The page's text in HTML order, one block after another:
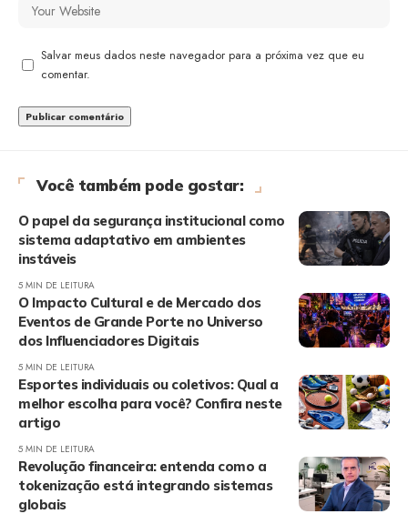
Salvar meus dados neste navegador para a próxima vez que eu
comentar.
Você também pode gostar:
O papel da segurança institucional como
sistema adaptativo em ambientes
instáveis
5 MIN DE LEITURA
O Impacto Cultural e de Mercado dos
Eventos de Grande Porte no Universo
dos Influenciadores Digitais
5 MIN DE LEITURA
Esportes individuais ou coletivos: Qual a
melhor escolha para você? Confira neste
artigo
5 MIN DE LEITURA
Revolução financeira: entenda como a
tokenização está integrando sistemas
globais